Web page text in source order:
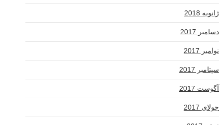
ژانویه 2018
دسامبر 2017
نوامبر 2017
سپتامبر 2017
آگوست 2017
جولای 2017